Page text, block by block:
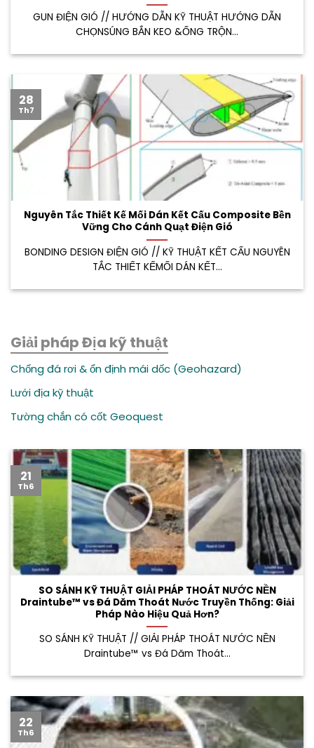
GUN ĐIỆN GIÓ // HƯỚNG DẪN KỸ THUẬT HƯỚNG DẪN
CHỌNSÚNG BẮN KEO &ỐNG TRỘN...
Nguyên Tắc Thiết Kế Mối Dán Kết Cấu Composite Bền
Vững Cho Cánh Quạt Điện Gió
BONDING DESIGN ĐIỆN GIÓ // KỸ THUẬT KẾT CẤU NGUYÊN
TẮC THIẾT KẾMỐI DÁN KẾT...
28
Th7
Giải pháp Địa kỹ thuật
Chống đá rơi & ổn định mái dốc (Geohazard)
Lưới địa kỹ thuật
Tường chắn có cốt Geoquest
SO SÁNH KỸ THUẬT GIẢI PHÁP THOÁT NƯỚC NỀN
Draintube™ vs Đá Dăm Thoát Nước Truyền Thống: Giải
Pháp Nào Hiệu Quả Hơn?
SO SÁNH KỸ THUẬT // GIẢI PHÁP THOÁT NƯỚC NỀN
Draintube™ vs Đá Dăm Thoát...
21
Th6
22
Th6